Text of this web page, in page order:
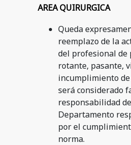
AREA QUIRURGICA
Queda
reemplazo de la
del profesional de
rotante, pasante,
incumplimiento
será considerado
responsabilidad
Departamento
por el
norma.